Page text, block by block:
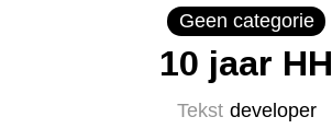
Geen categorie
10 jaar HH
Tekst developer